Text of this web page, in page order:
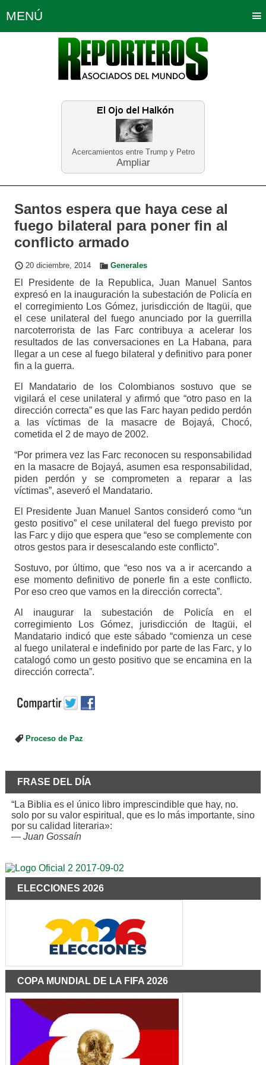
Acercamientos entre Trump y Petro
Ampliar
MENÚ
Política Opinión Bogotá
Planeta Tierra Deportes
Educación Neira
Santos espera que haya cese al
fuego bilateral para poner fin al
conflicto armado
20 diciembre, 2014 Generales
El Presidente de la Republica, Juan Manuel Santos
expresó en la inauguración la subestación de Policía en
el corregimiento Los Gómez, jurisdicción de Itagüi, que
el cese unilateral del fuego anunciado por la guerrilla
narcoterrorista de las Farc contribuya a acelerar los
resultados de las conversaciones en La Habana, para
llegar a un cese al fuego bilateral y definitivo para poner
fin a la guerra.
El Mandatario de los Colombianos sostuvo que se
vigilará el cese unilateral y afirmó que “otro paso en la
dirección correcta” es que las Farc hayan pedido perdón
a las víctimas de la masacre de Bojayá, Chocó,
cometida el 2 de mayo de 2002.
“Por primera vez las Farc reconocen su responsabilidad
en la masacre de Bojayá, asumen esa responsabilidad,
piden perdón y se comprometen a reparar a las
víctimas”, aseveró el Mandatario.
El Presidente Juan Manuel Santos consideró como “un
gesto positivo” el cese unilateral del fuego previsto por
las Farc y dijo que espera que “eso se complemente con
otros gestos para ir desescalando este conflicto”.
Sostuvo, por último, que “eso nos va a ir acercando a
ese momento definitivo de ponerle fin a este conflicto.
Por eso creo que vamos en la dirección correcta”.
Al inaugurar la subestación de Policía en el
corregimiento Los Gómez, jurisdicción de Itagüi, el
Mandatario indicó que este sábado “comienza un cese
al fuego unilateral e indefinido por parte de las Farc, y lo
catalogó como un gesto positivo que se encamina en la
dirección correcta”.
Proceso de Paz
FRASE DEL DÍA
“La Biblia es el único libro imprescindible que hay, no.
solo por su valor espiritual, que es lo más importante, sino
por su calidad literaria»:
— Juan Gossaín
ELECCIONES 2026
COPA MUNDIAL DE LA FIFA 2026